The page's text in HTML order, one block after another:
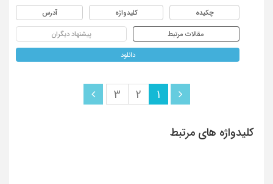
چکیده کلیدواژه آدرس
مقالات مرتبط پیشنهاد دیگران
دانلود
1
2
3
کلیدواژه های مرتبط